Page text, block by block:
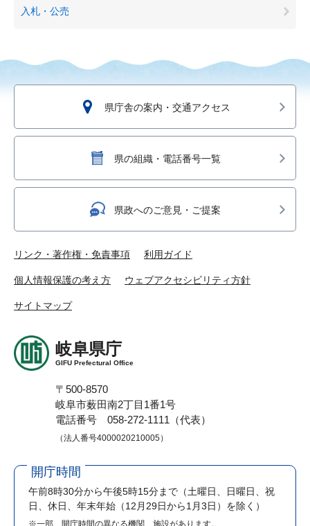
入札・公売
県庁舎の案内・交通アクセス
県の組織・電話番号一覧
県政へのご意見・ご提案
リンク・著作権・免責事項 利用ガイド
個人情報保護の考え方 ウェブアクセシビリティ方針
サイトマップ
岐阜県庁
GIFU Prefectural Office
〒500-8570
岐阜市薮田南2丁目1番1号
電話番号 058-272-1111（代表）
（法人番号4000020210005）
開庁時間
午前8時30分から午後5時15分まで （土曜日、日曜日、祝
日、休日、年末年始（12月29日から1月3日）を除く）
※一部、開庁時間の異なる機関、施設があります。